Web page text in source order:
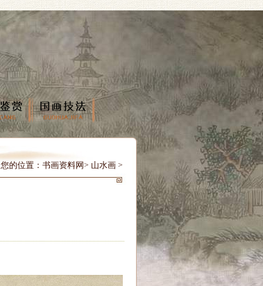
您的位置： 书画资料网> 山水画 >